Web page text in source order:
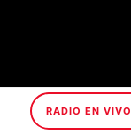
RADIO EN VIVO